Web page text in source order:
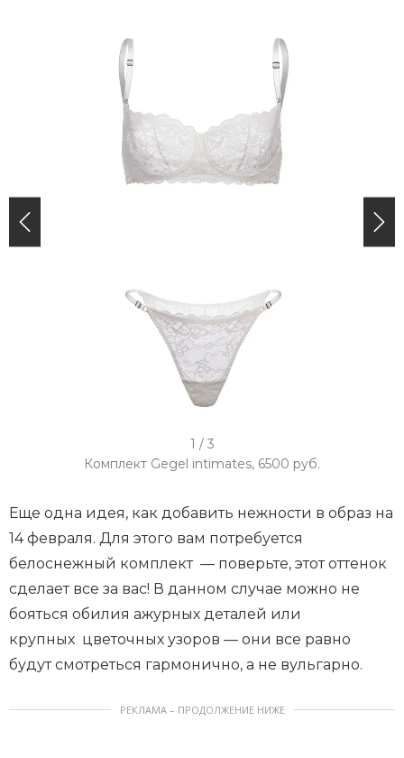
m
1
o
f
3
1 / 3
Комплект Gegel intimates, 6500 руб.
Еще одна идея, как добавить нежности в образ на
14 февраля. Для этого вам потребуется
белоснежный комплект — поверьте, этот оттенок
сделает все за вас! В данном случае можно не
бояться обилия ажурных деталей или
крупных цветочных узоров — они все равно
будут смотреться гармонично, а не вульгарно.
РЕКЛАМА – ПРОДОЛЖЕНИЕ НИЖЕ